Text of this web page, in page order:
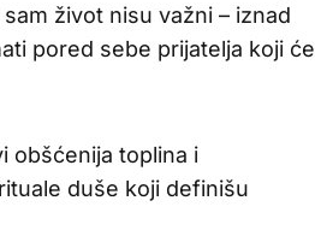
život nisu važni – iznad
pored sebe prijatelja koji će
obšćenija toplina i
duše koji definišu